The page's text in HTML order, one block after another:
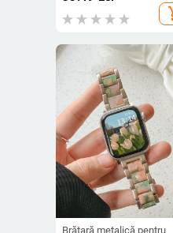
S10/9/8/7/6/5/4/SE,
22 mm, lungime 100 mm
Brățară metalică pentru